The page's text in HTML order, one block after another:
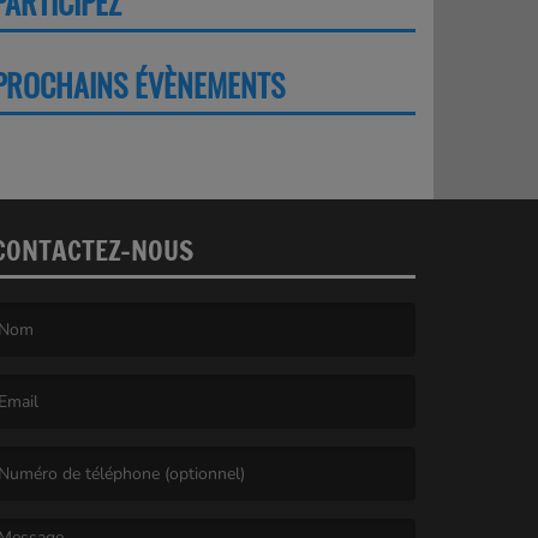
ÉVÈNEMENTS
NOUS